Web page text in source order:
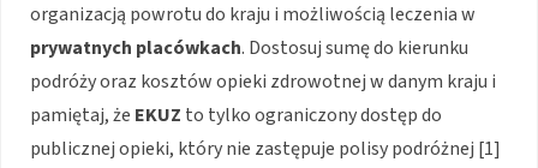
organizacją powrotu do kraju i możliwością leczenia w
prywatnych placówkach. Dostosuj sumę do kierunku
podróży oraz kosztów opieki zdrowotnej w danym kraju i
pamiętaj, że EKUZ to tylko ograniczony dostęp do
publicznej opieki, który nie zastępuje polisy podróżnej [1]